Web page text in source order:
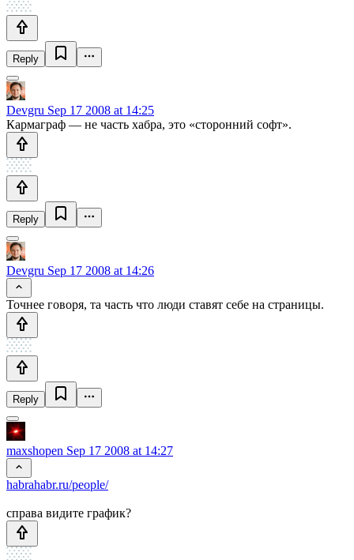
Reply
Devgru Sep 17 2008 at 14:25
Кармаграф — не часть хабра, это «сторонний софт».
Reply
Devgru Sep 17 2008 at 14:26
Точнее говоря, та часть что люди ставят себе на страницы.
Reply
maxshopen Sep 17 2008 at 14:27
habrahabr.ru/people/
справа видите график?